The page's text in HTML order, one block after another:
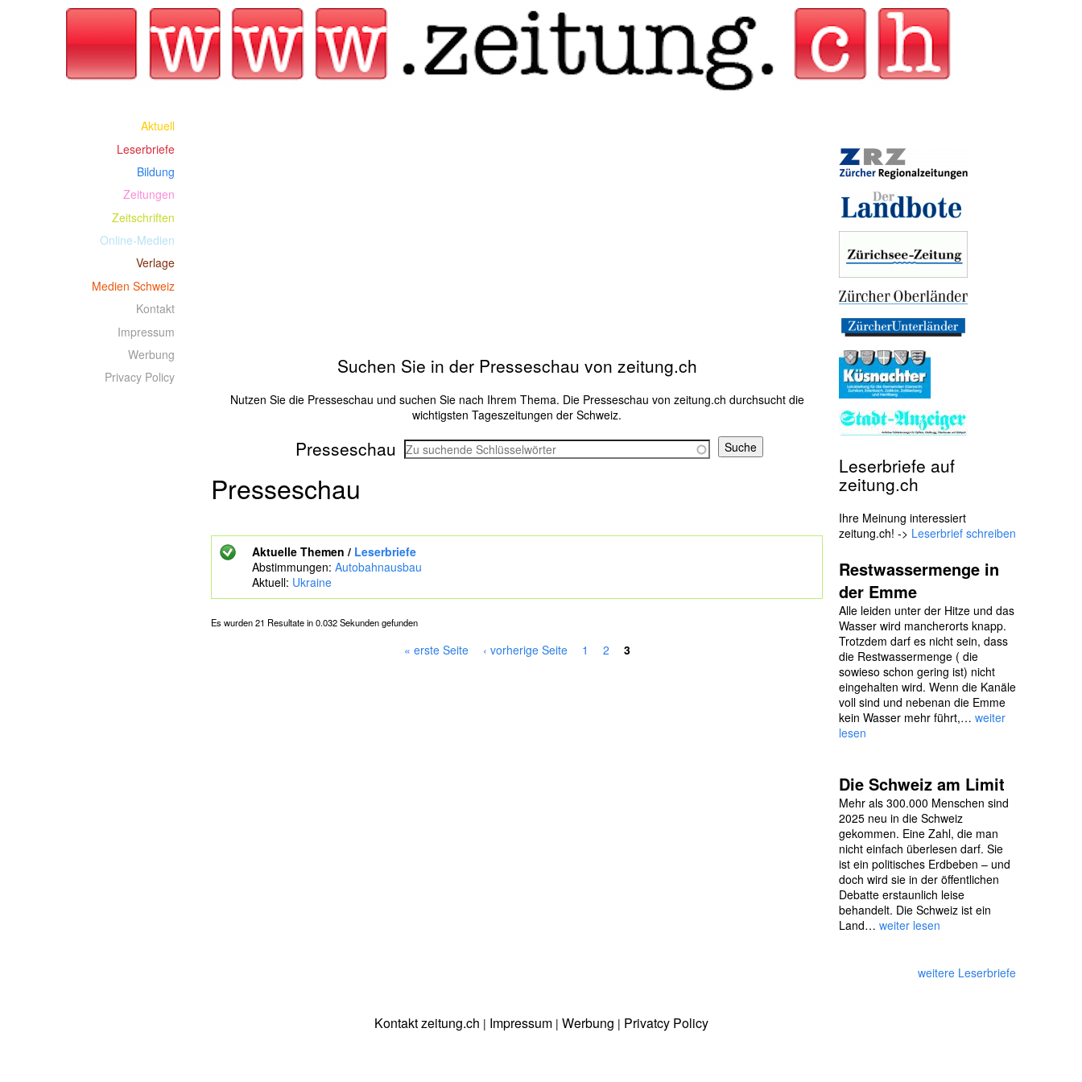
Jump to navigation
Suchen Sie in der Presseschau von zeitung.ch
Nutzen Sie die Presseschau und suchen Sie nach Ihrem Thema. Die Presseschau von zeitung.ch durchsucht die
wichtigsten Tageszeitungen der Schweiz.
Presseschau
s
u
e
S
c
h
Presseschau
Aktuelle Themen / Leserbriefe
Abstimmungen: Autobahnausbau
Aktuell: Ukraine
Es wurden 21 Resultate in 0.032 Sekunden gefunden
« erste Seite ‹ vorherige Seite 1 2 3
Aktuell
Leserbriefe
Bildung
Zeitungen
Zeitschriften
Online-Medien
Verlage
Medien Schweiz
Kontakt
Impressum
Werbung
Privacy Policy
Leserbriefe auf
zeitung.ch
Ihre Meinung interessiert
zeitung.ch! -> Leserbrief schreiben
Restwassermenge in
der Emme
Alle leiden unter der Hitze und das
Wasser wird mancherorts knapp.
Trotzdem darf es nicht sein, dass
die Restwassermenge ( die
sowieso schon gering ist) nicht
eingehalten wird. Wenn die Kanäle
voll sind und nebenan die Emme
kein Wasser mehr führt,… weiter
lesen
Die Schweiz am Limit
Mehr als 300.000 Menschen sind
2025 neu in die Schweiz
gekommen. Eine Zahl, die man
nicht einfach überlesen darf. Sie
ist ein politisches Erdbeben – und
doch wird sie in der öffentlichen
Debatte erstaunlich leise
behandelt. Die Schweiz ist ein
Land… weiter lesen
weitere Leserbriefe
Kontakt zeitung.ch | Impressum| Werbung | Privatcy Policy